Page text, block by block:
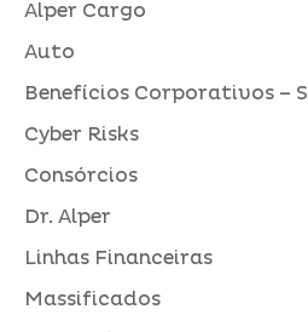
Alper Cargo
Auto
Benefícios Corporativos –
Cyber Risks
Consórcios
Dr. Alper
Linhas Financeiras
Massificados